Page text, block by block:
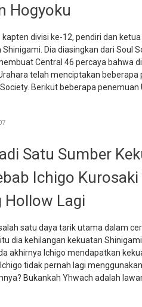
Hogyoku
kapten divisi ke-12, pendiri dan
Dia diasingkan dari Soul
Central 46 percaya bahwa
telah menciptakan beberapa
Berikut beberapa penemuan
Satu Sumber
Ichigo Kurosaki
Hollow Lagi
satu daya tarik utama dalam
dia kehilangan kekuatan
akhirnya Ichigo mendapatkan
tidak pernah lagi menggunakan
Bukankah Yhwach adalah